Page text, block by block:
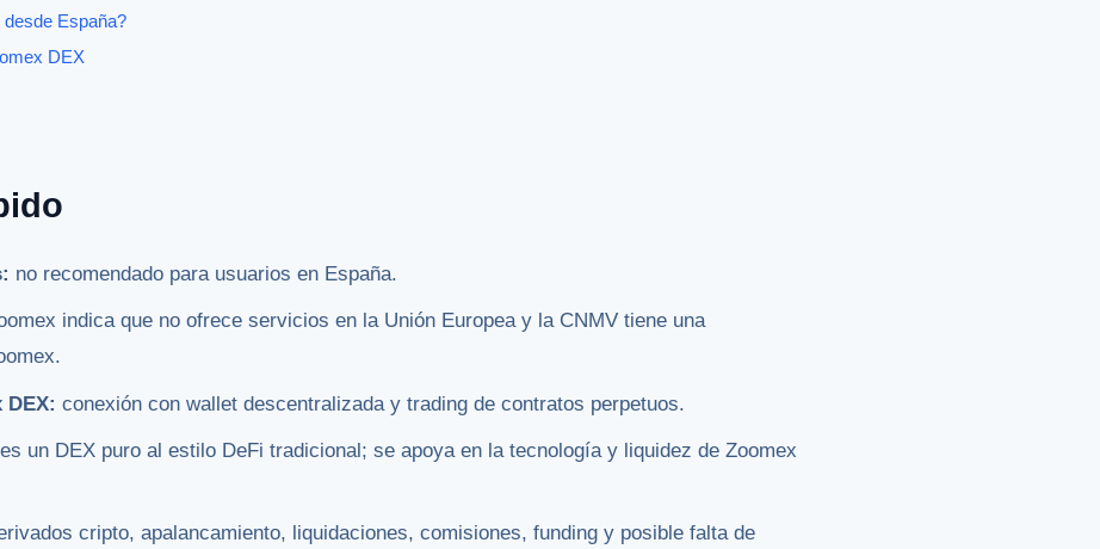
España?
DEX
no recomendado para usuarios en España.
indica que no ofrece servicios en la Unión Europea y la CNMV tiene una
DEX: conexión con wallet descentralizada y trading de contratos perpetuos.
un DEX puro al estilo DeFi tradicional; se apoya en la tecnología y liquidez de Zoomex
cripto, apalancamiento, liquidaciones, comisiones, funding y posible falta de